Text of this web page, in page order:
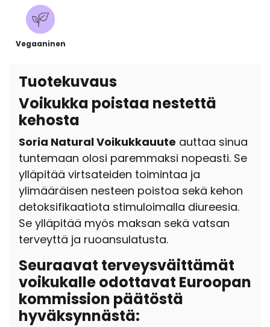
Vegaaninen
Tuotekuvaus
Voikukka poistaa nestettä
kehosta
Soria Natural Voikukkauute auttaa sinua
tuntemaan olosi paremmaksi nopeasti. Se
ylläpitää virtsateiden toimintaa ja
ylimääräisen nesteen poistoa sekä kehon
detoksifikaatiota stimuloimalla diureesia.
Se ylläpitää myös maksan sekä vatsan
terveyttä ja ruoansulatusta.
Seuraavat terveysväittämät
voikukalle odottavat Euroopan
kommission päätöstä
hyväksynnästä: